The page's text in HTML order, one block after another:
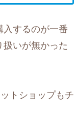
入するのが一番
いが無かった
トショップもチ